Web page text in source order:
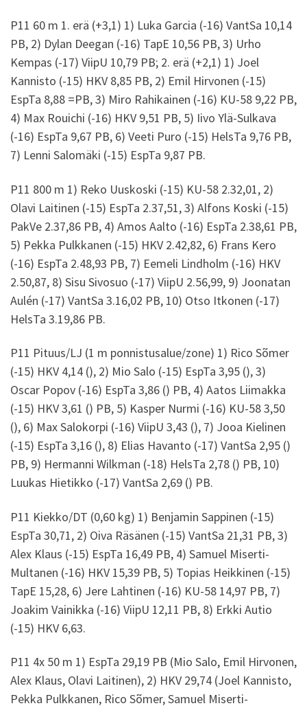
P11 60 m 1. erä (+3,1) 1) Luka Garcia (-16) VantSa 10,14
PB, 2) Dylan Deegan (-16) TapE 10,56 PB, 3) Urho
Kempas (-17) ViipU 10,79 PB; 2. erä (+2,1) 1) Joel
Kannisto (-15) HKV 8,85 PB, 2) Emil Hirvonen (-15)
EspTa 8,88 =PB, 3) Miro Rahikainen (-16) KU-58 9,22 PB,
4) Max Rouichi (-16) HKV 9,51 PB, 5) Iivo Ylä-Sulkava
(-16) EspTa 9,67 PB, 6) Veeti Puro (-15) HelsTa 9,76 PB,
7) Lenni Salomäki (-15) EspTa 9,87 PB.
P11 800 m 1) Reko Uuskoski (-15) KU-58 2.32,01, 2)
Olavi Laitinen (-15) EspTa 2.37,51, 3) Alfons Koski (-15)
PakVe 2.37,86 PB, 4) Amos Aalto (-16) EspTa 2.38,61 PB,
5) Pekka Pulkkanen (-15) HKV 2.42,82, 6) Frans Kero
(-16) EspTa 2.48,93 PB, 7) Eemeli Lindholm (-16) HKV
2.50,87, 8) Sisu Sivosuo (-17) ViipU 2.56,99, 9) Joonatan
Aulén (-17) VantSa 3.16,02 PB, 10) Otso Itkonen (-17)
HelsTa 3.19,86 PB.
P11 Pituus/LJ (1 m ponnistusalue/zone) 1) Rico Sõmer
(-15) HKV 4,14 (), 2) Mio Salo (-15) EspTa 3,95 (), 3)
Oscar Popov (-16) EspTa 3,86 () PB, 4) Aatos Liimakka
(-15) HKV 3,61 () PB, 5) Kasper Nurmi (-16) KU-58 3,50
(), 6) Max Salokorpi (-16) ViipU 3,43 (), 7) Jooa Kielinen
(-15) EspTa 3,16 (), 8) Elias Havanto (-17) VantSa 2,95 ()
PB, 9) Hermanni Wilkman (-18) HelsTa 2,78 () PB, 10)
Luukas Hietikko (-17) VantSa 2,69 () PB.
P11 Kiekko/DT (0,60 kg) 1) Benjamin Sappinen (-15)
EspTa 30,71, 2) Oiva Räsänen (-15) VantSa 21,31 PB, 3)
Alex Klaus (-15) EspTa 16,49 PB, 4) Samuel Miserti-
Multanen (-16) HKV 15,39 PB, 5) Topias Heikkinen (-15)
TapE 15,28, 6) Jere Lahtinen (-16) KU-58 14,97 PB, 7)
Joakim Vainikka (-16) ViipU 12,11 PB, 8) Erkki Autio
(-15) HKV 6,63.
P11 4x 50 m 1) EspTa 29,19 PB (Mio Salo, Emil Hirvonen,
Alex Klaus, Olavi Laitinen), 2) HKV 29,74 (Joel Kannisto,
Pekka Pulkkanen, Rico Sõmer, Samuel Miserti-